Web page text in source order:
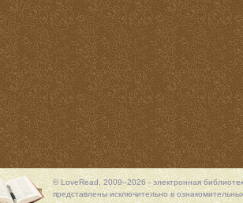
© LoveRead, 2009–2026 - электронная
представлены исключительно в